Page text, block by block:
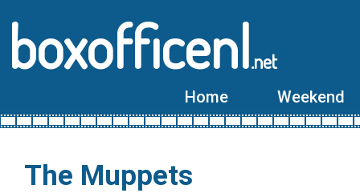
boxofficenl.net
Home Weekend
The Muppets